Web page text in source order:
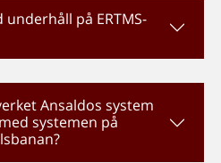
på ERTMS-
Ansaldos system
systemen på